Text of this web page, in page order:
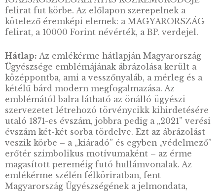
vesszőnyalábot középen egy oroszlánfej
tartott, az igazságosságot és
szimbolizáló kétkarú mérleg, továbbá a
ki. A vesszőnyaláb az előlapot két részre
jelképezve – a mérleghez hasonlóan – a jó és
rossz, a helyes és a helytelen elkülönítését. A
központi motívumot az emlékérme szélén
paragrafusjelekből komponált ünnepélyes
övezi, melyet alul a „MAGYARORSZÁG”
szakít meg. Az előoldal emelt síkú peremén
ÜGYÉSZI SZERVEZET 150 ÉVE AZ
IGAZSÁGSZOLGÁLTATÁS
felirat fut körbe. Az előlapon szerepelnek a
kötelező éremképi elemek: a